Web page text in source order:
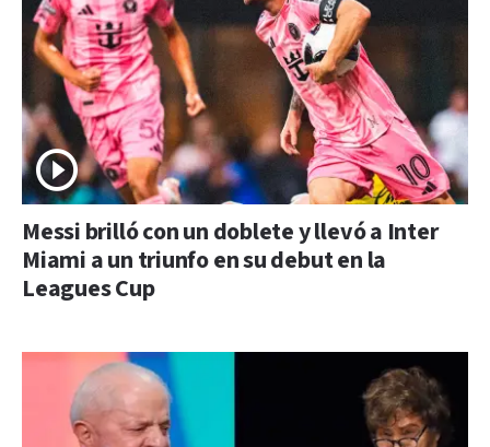
Messi brilló con un doblete y llevó a Inter
Miami a un triunfo en su debut en la
Leagues Cup